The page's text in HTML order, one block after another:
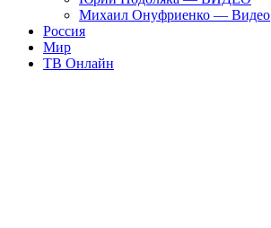
Михаил Онуфриенко — Видео
Россия
Мир
ТВ Онлайн